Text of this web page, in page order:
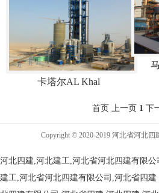
卡塔尔AL Khal
首页 上一页 1 下
Copyright © 2020-2019 河北省河北
河北四建,河北建工,河北省河北四建有限公
建工,河北省河北四建有限公司,河北省四建